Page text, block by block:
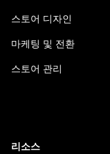
스토어 디자인
마케팅 및 전환
스토어 관리
리소스